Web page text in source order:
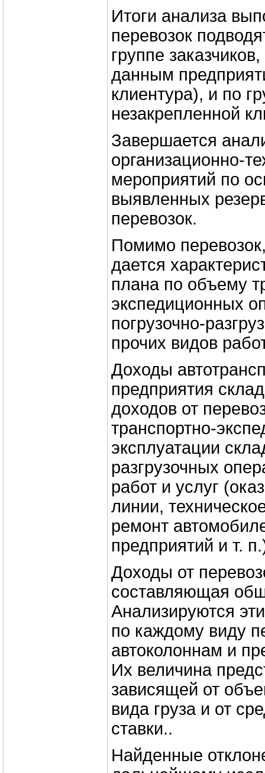
Итоги анализа
перевозок
группе
данным
клиентура), и по
незакрепленной
Завершается
организационно-
мероприятий по
выявленных
перевозок.
Помимо
дается
плана по объему
экспедиционных
погрузочно-
прочих видов
Доходы
предприятия
доходов от
транспортно-
эксплуатации
разгрузочных
работ и услуг
линии,
ремонт
предприятий и т.
Доходы от
составляющая
Анализируются
по каждому виду
автоколоннам и
Их величина
зависящей от
вида груза и от
ставки..
Найденные